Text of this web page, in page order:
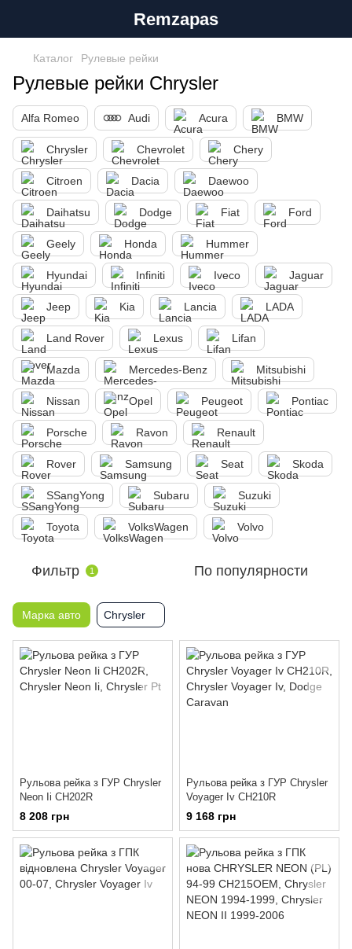
Remzapas
Каталог Рулевые рейки
Рулевые рейки Chrysler
Alfa Romeo Audi Acura BMW
Chrysler Chevrolet Chery
Citroen Dacia Daewoo
Daihatsu Dodge Fiat Ford
Geely Honda Hummer
Hyundai Infiniti Iveco Jaguar
Jeep Kia Lancia LADA
Land Rover Lexus Lifan
Mazda Mercedes-Benz Mitsubishi
Nissan Opel Peugeot Pontiac
Porsche Ravon Renault
Rover Samsung Seat Skoda
SSangYong Subaru Suzuki
Toyota VolksWagen Volvo
Фильтр 1 По популярности
Марка авто Chrysler
Рульова рейка з ГУР Chrysler
Neon Ii CH202R
8 208 грн
Рульова рейка з ГУР Chrysler
Voyager Iv CH210R
9 168 грн